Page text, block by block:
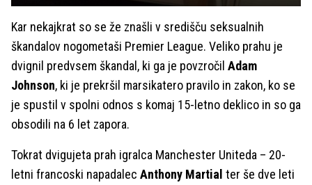
Kar nekajkrat so se že znašli v središču seksualnih
škandalov nogometaši Premier League. Veliko prahu je
dvignil predvsem škandal, ki ga je povzročil Adam
Johnson, ki je prekršil marsikatero pravilo in zakon, ko se
je spustil v spolni odnos s komaj 15-letno deklico in so ga
obsodili na 6 let zapora.
Tokrat dvigujeta prah igralca Manchester Uniteda – 20-
letni francoski napadalec Anthony Martial ter še dve leti